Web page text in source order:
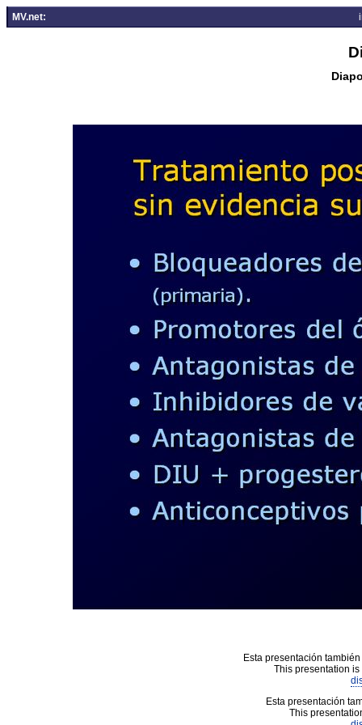
MV.net:
Esta presentación
This presentation
Esta presentación
This